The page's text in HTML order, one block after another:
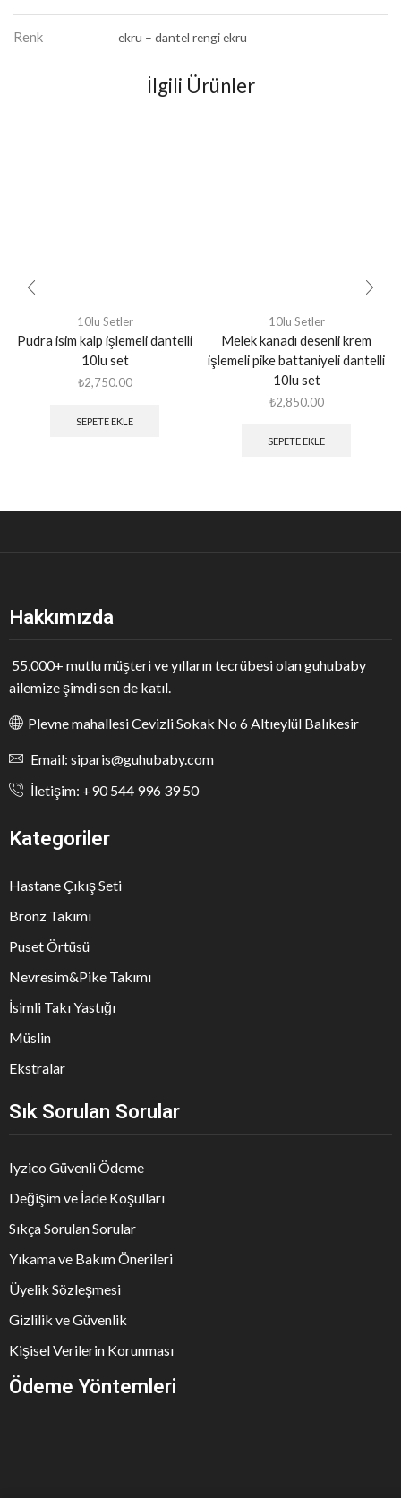
Renk ekru – dantel rengi ekru
İlgili Ürünler
10lu Setler
Pudra isim kalp işlemeli dantelli
10lu set
₺2,750.00
SEPETE EKLE
10lu Setler
Melek kanadı desenli krem
işlemeli pike battaniyeli dantelli
10lu set
₺2,850.00
SEPETE EKLE
Hakkımızda
55,000+ mutlu müşteri ve yılların tecrübesi olan guhubaby
ailemize şimdi sen de katıl.
Plevne mahallesi Cevizli Sokak No 6 Altıeylül Balıkesir
Email: siparis@guhubaby.com
İletişim: +90 544 996 39 50
Kategoriler
Hastane Çıkış Seti
Bronz Takımı
Puset Örtüsü
Nevresim&Pike Takımı
İsimli Takı Yastığı
Müslin
Ekstralar
Sık Sorulan Sorular
Iyzico Güvenli Ödeme
Değişim ve İade Koşulları
Sıkça Sorulan Sorular
Yıkama ve Bakım Önerileri
Üyelik Sözleşmesi
Gizlilik ve Güvenlik
Kişisel Verilerin Korunması
Ödeme Yöntemleri